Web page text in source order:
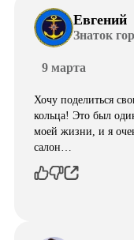
Евгений
Знаток
9 марта
Хочу поделиться
кольца! Это был
моей жизни, и я
салон…